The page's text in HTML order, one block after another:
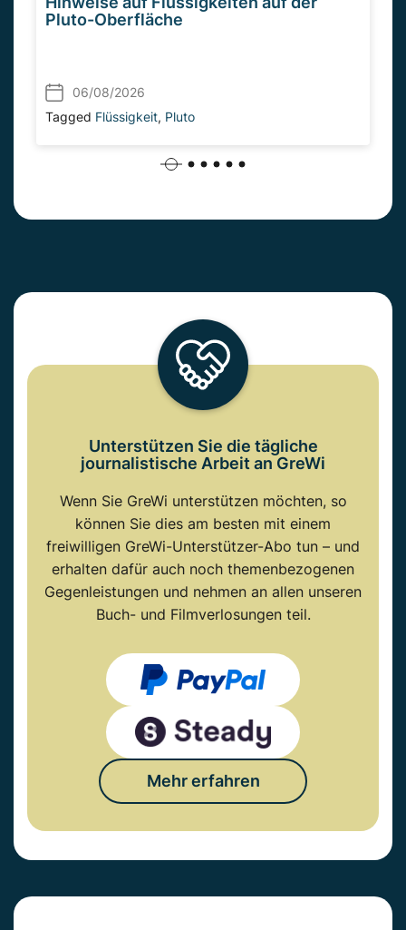
Pluto-Oberfläche
06/08/2026
Tagged Flüssigkeit, Pluto
Unterstützen Sie die tägliche
journalistische Arbeit an GreWi
Wenn Sie GreWi unterstützen möchten, so
können Sie dies am besten mit einem
freiwilligen GreWi-Unterstützer-Abo tun – und
erhalten dafür auch noch themenbezogenen
Gegenleistungen und nehmen an allen unseren
Buch- und Filmverlosungen teil.
Mehr erfahren